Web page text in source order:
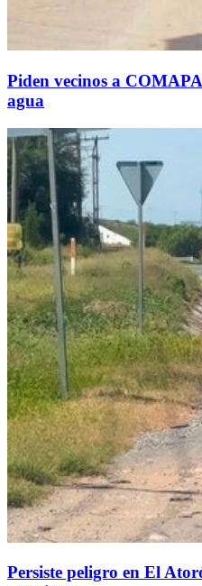
Piden vecinos a
agua
Persiste peligro en El